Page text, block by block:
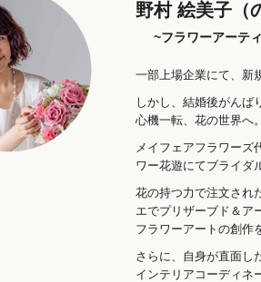
野村 絵美子（
~フラワーアーテ
一部上場企業にて、新
しかし、結婚後がんば
心機一転、花の世界へ。
メイフェアフラワーズ
ワー花遊にてブライダ
花の持つ力で注文され
エでプリザーブド＆ア
フラワーアートの創作
さらに、自身が直面し
インテリアコーディネ